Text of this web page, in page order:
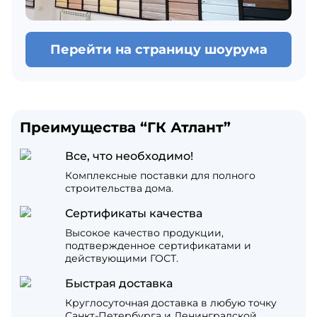
Перейти на страницу шоурума
Преимущества “ГК Атлант”
Все, что необходимо!
Комплексные поставки для полного
строительства дома.
Сертификаты качества
Высокое качество продукции,
подтвержденное сертификатами и
действующими ГОСТ.
Быстрая доставка
Круглосуточная доставка в любую точку